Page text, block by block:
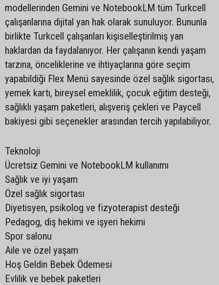
modellerinden Gemini ve NotebookLM tüm Turkcell
çalışanlarına dijital yan hak olarak sunuluyor. Bununla
birlikte Turkcell çalışanları kişiselleştirilmiş yan
haklardan da faydalanıyor. Her çalışanın kendi yaşam
tarzına, önceliklerine ve ihtiyaçlarına göre seçim
yapabildiği Flex Menü sayesinde özel sağlık sigortası,
yemek kartı, bireysel emeklilik, çocuk eğitim desteği,
sağlıklı yaşam paketleri, alışveriş çekleri ve Paycell
bakiyesi gibi seçenekler arasından tercih yapılabiliyor.
Teknoloji
Ücretsiz Gemini ve NotebookLM kullanımı
Sağlık ve iyi yaşam
Özel sağlık sigortası
Diyetisyen, psikolog ve fizyoterapist desteği
Pedagog, diş hekimi ve işyeri hekimi
Spor salonu
Aile ve özel yaşam
Hoş Geldin Bebek Ödemesi
Evlilik ve bebek paketleri